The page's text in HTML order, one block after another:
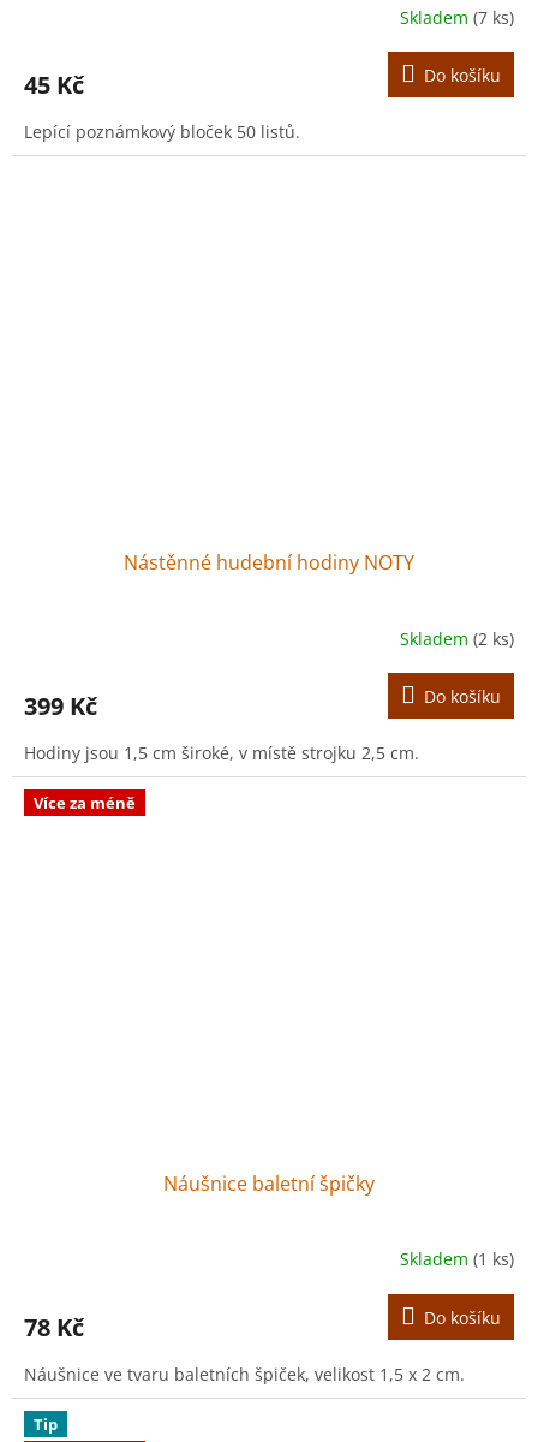
Skladem (7 ks)
45 Kč Do košíku
Lepící poznámkový bloček 50 listů.
Nástěnné hudební hodiny NOTY
Skladem (2 ks)
399 Kč Do košíku
Hodiny jsou 1,5 cm široké, v místě strojku 2,5 cm.
Více za méně
Náušnice baletní špičky
Skladem (1 ks)
78 Kč Do košíku
Náušnice ve tvaru baletních špiček, velikost 1,5 x 2 cm.
Tip